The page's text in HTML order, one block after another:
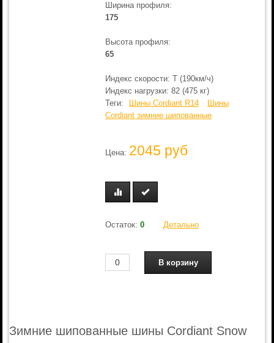
Ширина профиля:
175
Высота профиля:
65
Индекс скорости: T (190км/ч)
Индекс нагрузки: 82 (475 кг)
Теги:
Шины Cordiant R14
Шины
Cordiant зимние шипованные
Цена: 2045 руб
Остаток:0 Детально
Зимние шипованные шины Cordiant Snow